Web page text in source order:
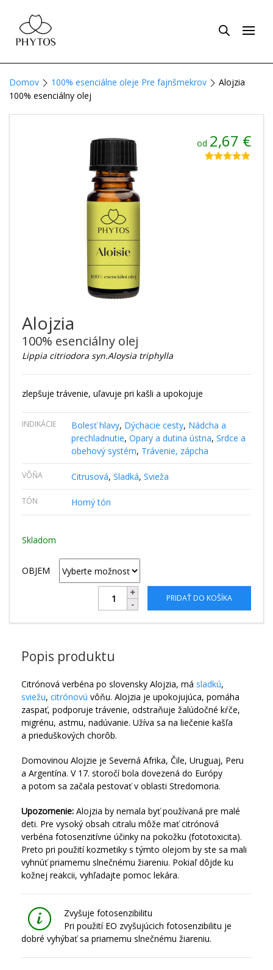
Domov 100% esenciálne oleje Pre fajnšmekrov
Alojzia
100% esenciálny olej
Alojzia
100% esenciálny olej
Lippia citriodora syn.Aloysia triphylla
zlepšuje trávenie, uľavuje pri kašli a upokojuje
INDIKÁCIE Bolesť hlavy, Dýchacie cesty, Nádcha a
prechladnutie, Opary a dutina ústna, Srdce a
obehový systém, Trávenie, zápcha
VÔŇA Citrusová, Sladká, Svieža
TÓN Horný tón
od 2,67 €
Skladom
OBJEM
PRIDAŤ DO KOŠÍKA
Popis produktu
Citrónová verbéna po slovensky Alojzia, má sladkú,
sviežu, citrónovú vôňu. Alojzia je upokojujúca, pomáha
zaspať, podporuje trávenie, odstraňuje žalúdočné kŕče,
migrénu, astmu, nadúvanie. Užíva sa na liečenie kašľa
a prieduškových chorôb.
Domovinou Alojzie je Severná Afrika, Čile, Uruguaj, Peru
a Argentína. V 17. storočí bola dovezená do Európy
a potom sa začala pestovať v oblasti Stredomoria.
Upozornenie: Alojzia by nemala byť používaná pre malé
deti. Pre vysoký obsah citralu môže mať citrónová
verbéna fotosenzitívne účinky na pokožku (fototoxicita).
Preto pri použití kozmetiky s týmto olejom by ste sa mali
vyhnúť priamemu slnečnému žiareniu. Pokiaľ dôjde ku
kožnej reakcii, vyhľadajte pomoc lekára.
Zvyšuje fotosenzibilitu
Pri použití EO zvyšujúcich fotosenzibilitu je
dobré vyhýbať sa priamemu slnečnému žiareniu.